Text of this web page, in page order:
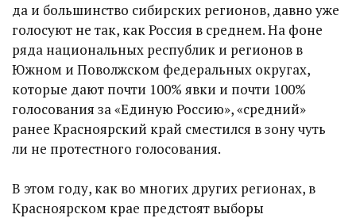
да и большинство сибирских регионов, давно уже
голосуют не так, как Россия в среднем. На фоне
ряда национальных республик и регионов в
Южном и Поволжском федеральных округах,
которые дают почти 100% явки и почти 100%
голосования за «Единую Россию», «средний»
ранее Красноярский край сместился в зону чуть
ли не протестного голосования.
В этом году, как во многих других регионах, в
Красноярском крае предстоят выборы